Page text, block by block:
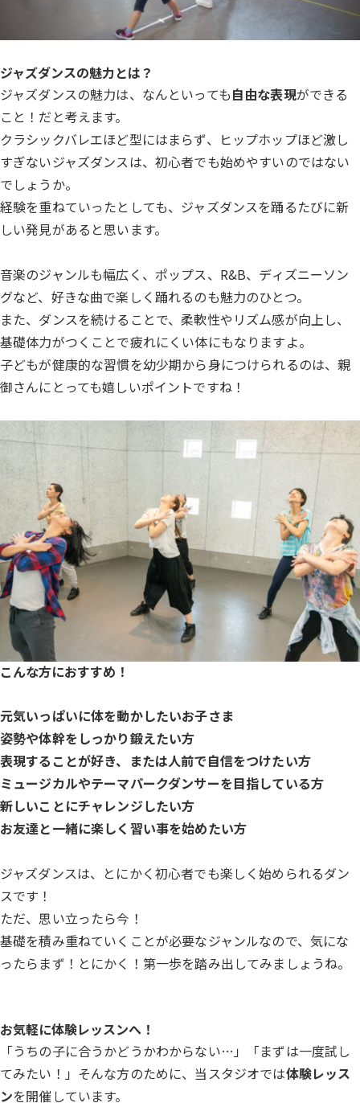
ジャズダンスの魅力とは？
ジャズダンスの魅力は、なんといっても自由な表現ができる
こと！だと考えます。
クラシックバレエほど型にはまらず、ヒップホップほど激し
すぎないジャズダンスは、初心者でも始めやすいのではない
でしょうか。
経験を重ねていったとしても、ジャズダンスを踊るたびに新
しい発見があると思います。
音楽のジャンルも幅広く、ポップス、R&B、ディズニーソン
グなど、好きな曲で楽しく踊れるのも魅力のひとつ。
また、ダンスを続けることで、柔軟性やリズム感が向上し、
基礎体力がつくことで疲れにくい体にもなりますよ。
子どもが健康的な習慣を幼少期から身につけられるのは、親
御さんにとっても嬉しいポイントですね！
こんな方におすすめ！
元気いっぱいに体を動かしたいお子さま
姿勢や体幹をしっかり鍛えたい方
表現することが好き、または人前で自信をつけたい方
ミュージカルやテーマパークダンサーを目指している方
新しいことにチャレンジしたい方
お友達と一緒に楽しく習い事を始めたい方
ジャズダンスは、とにかく初心者でも楽しく始められるダン
スです！
ただ、思い立ったら今！
基礎を積み重ねていくことが必要なジャンルなので、気にな
ったらまず！とにかく！第一歩を踏み出してみましょうね。
お気軽に体験レッスンへ！
「うちの子に合うかどうかわからない…」「まずは一度試し
てみたい！」そんな方のために、当スタジオでは体験レッス
ンを開催しています。